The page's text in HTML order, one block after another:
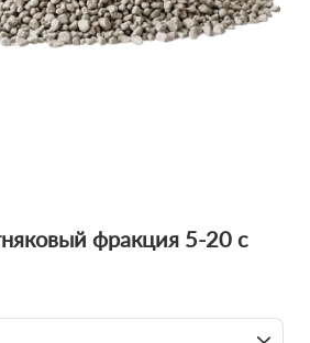
фракция 5-20 с